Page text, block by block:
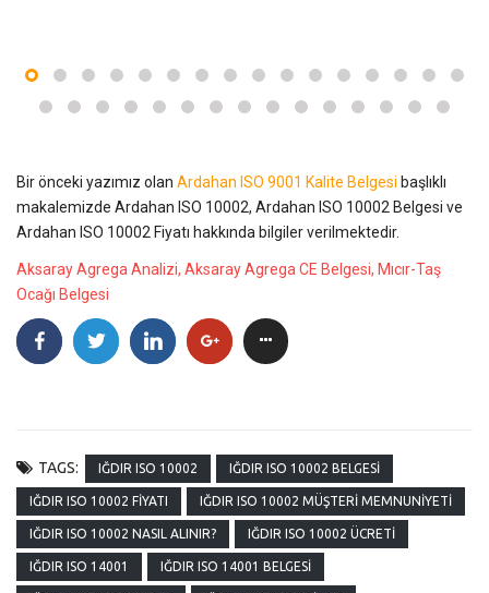
Bir önceki yazımız olan Ardahan ISO 9001 Kalite Belgesi başlıklı
makalemizde Ardahan ISO 10002, Ardahan ISO 10002 Belgesi ve
Ardahan ISO 10002 Fiyatı hakkında bilgiler verilmektedir.
Aksaray Agrega Analizi, Aksaray Agrega CE Belgesi, Mıcır-Taş
Ocağı Belgesi
TAGS: IĞDIR ISO 10002 IĞDIR ISO 10002 BELGESI
IĞDIR ISO 10002 FIYATI IĞDIR ISO 10002 MÜŞTERI MEMNUNIYETI
IĞDIR ISO 10002 NASIL ALINIR? IĞDIR ISO 10002 ÜCRETI
IĞDIR ISO 14001 IĞDIR ISO 14001 BELGESI